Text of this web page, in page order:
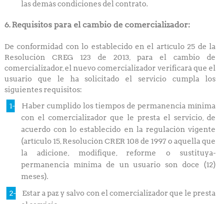
las demás condiciones del contrato.
6. Requisitos para el cambio de comercializador:
De conformidad con lo establecido en el artículo 25 de la
Resolución CREG 123 de 2013, para el cambio de
comercializador, el nuevo comercializador verificará que el
usuario que le ha solicitado el servicio cumpla los
siguientes requisitos:
Haber cumplido los tiempos de permanencia mínima
con el comercializador que le presta el servicio, de
acuerdo con lo establecido en la regulación vigente
(artículo 15, Resolución CRER 108 de 1997 o aquella que
la adicione, modifique, reforme o sustituya-
permanencia mínima de un usuario son doce (12)
meses).
Estar a paz y salvo con el comercializador que le presta